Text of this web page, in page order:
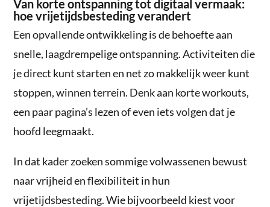
Van korte ontspanning tot digitaal vermaak:
hoe vrijetijdsbesteding verandert
Een opvallende ontwikkeling is de behoefte aan
snelle, laagdrempelige ontspanning. Activiteiten die
je direct kunt starten en net zo makkelijk weer kunt
stoppen, winnen terrein. Denk aan korte workouts,
een paar pagina’s lezen of even iets volgen dat je
hoofd leegmaakt.
In dat kader zoeken sommige volwassenen bewust
naar vrijheid en flexibiliteit in hun
vrijetijdsbesteding. Wie bijvoorbeeld kiest voor